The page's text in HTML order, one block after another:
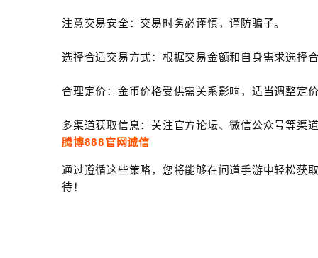
注意交易安全：交易时务必谨慎，谨防骗子。
选择合适交易方式：根据交易金额和自身需求选择
合理定价：金币价格受供需关系影响，适当调整定
多渠道获取信息：关注官方论坛、微信公众号等渠
腾博888官网诚信
通过遵循这些策略，您将能够在问道手游中轻松获
待！